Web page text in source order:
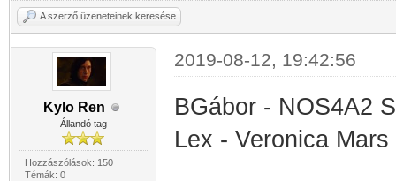
A szerző üzeneteinek keresése
Kylo Ren
Állandó tag
Hozzászólások: 150
Témák: 0
2019-08-12, 19:42:56
BGábor - NOS4A2
Lex - Veronica